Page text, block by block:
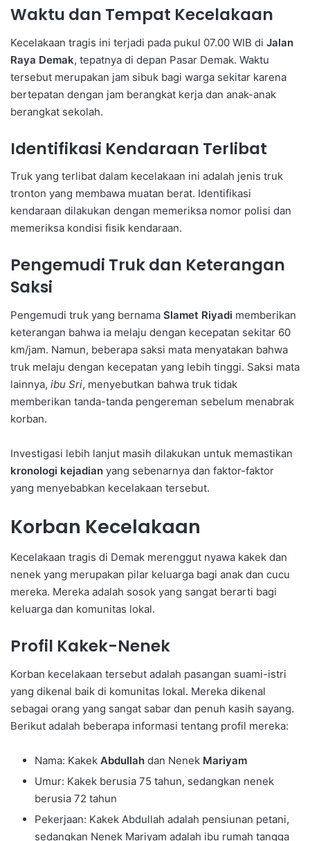
Waktu dan Tempat Kecelakaan
Kecelakaan tragis ini terjadi pada pukul 07.00 WIB di Jalan
Raya Demak, tepatnya di depan Pasar Demak. Waktu
tersebut merupakan jam sibuk bagi warga sekitar karena
bertepatan dengan jam berangkat kerja dan anak-anak
berangkat sekolah.
Identifikasi Kendaraan Terlibat
Truk yang terlibat dalam kecelakaan ini adalah jenis truk
tronton yang membawa muatan berat. Identifikasi
kendaraan dilakukan dengan memeriksa nomor polisi dan
memeriksa kondisi fisik kendaraan.
Pengemudi Truk dan Keterangan
Saksi
Pengemudi truk yang bernama Slamet Riyadi memberikan
keterangan bahwa ia melaju dengan kecepatan sekitar 60
km/jam. Namun, beberapa saksi mata menyatakan bahwa
truk melaju dengan kecepatan yang lebih tinggi. Saksi mata
lainnya, ibu Sri, menyebutkan bahwa truk tidak
memberikan tanda-tanda pengereman sebelum menabrak
korban.
Investigasi lebih lanjut masih dilakukan untuk memastikan
kronologi kejadian yang sebenarnya dan faktor-faktor
yang menyebabkan kecelakaan tersebut.
Korban Kecelakaan
Kecelakaan tragis di Demak merenggut nyawa kakek dan
nenek yang merupakan pilar keluarga bagi anak dan cucu
mereka. Mereka adalah sosok yang sangat berarti bagi
keluarga dan komunitas lokal.
Profil Kakek-Nenek
Korban kecelakaan tersebut adalah pasangan suami-istri
yang dikenal baik di komunitas lokal. Mereka dikenal
sebagai orang yang sangat sabar dan penuh kasih sayang.
Berikut adalah beberapa informasi tentang profil mereka:
Nama: Kakek Abdullah dan Nenek Mariyam
Umur: Kakek berusia 75 tahun, sedangkan nenek
berusia 72 tahun
Pekerjaan: Kakek Abdullah adalah pensiunan petani,
sedangkan Nenek Mariyam adalah ibu rumah tangga